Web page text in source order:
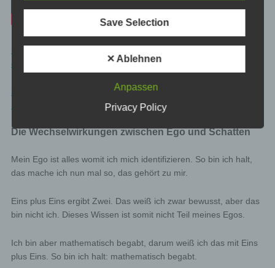
der Psyche
blog.dicklberger.com – Mit ganzem Text – Das Modell der
Die Wechselwirkungen zwischen Ego und Schatten
Mein Ego ist alles womit ich mich identifizieren. So bin ich halt,
das mache ich nun mal so, das gehört zu mir.
Eins plus Eins ergibt Zwei. Das weiß ich zwar bewusst, aber das
bin nicht ich. Dieses Wissen ist somit nicht Teil meines Egos.
Ich bin aber mathematisch begabt, darum weiß ich das mit Eins
plus Eins. So bin ich halt: mathematisch begabt.
system used by the accessing system, (3) the website
from which an accessing system reaches our website
(so-called referrers), (4) the sub-websites, (5) the date
similar data and information that may be used in the
event of attacks on our information technology systems.
When using these general data and information,
we does not draw any conclusions about the data
subject. Rather, this information is needed to (1)
optimize the content of our website as well as its
our information technology systems and website
technology, and (4) provide law enforcement
authorities with the information necessary for
Therefore, we analyzes anonymously collected
data and information statistically, with the aim of
our enterprise, and to ensure an optimal level of
protection for the personal data we process. The
Save Selection
✕ Ablehnen
Anpassen
Privacy Policy